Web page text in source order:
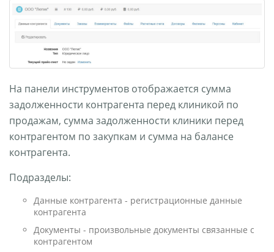
На панели инструментов отображается сумма
задолженности контрагента перед клиникой по
продажам, сумма задолженности клиники перед
контрагентом по закупкам и сумма на балансе
контрагента.
Подразделы:
Данные контрагента - регистрационные данные
контрагента
Документы - произвольные документы связанные с
контрагентом